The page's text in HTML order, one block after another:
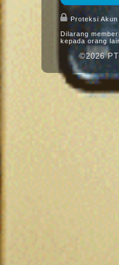
Proteksi Akun
Dilarang
kepada orang
©2026